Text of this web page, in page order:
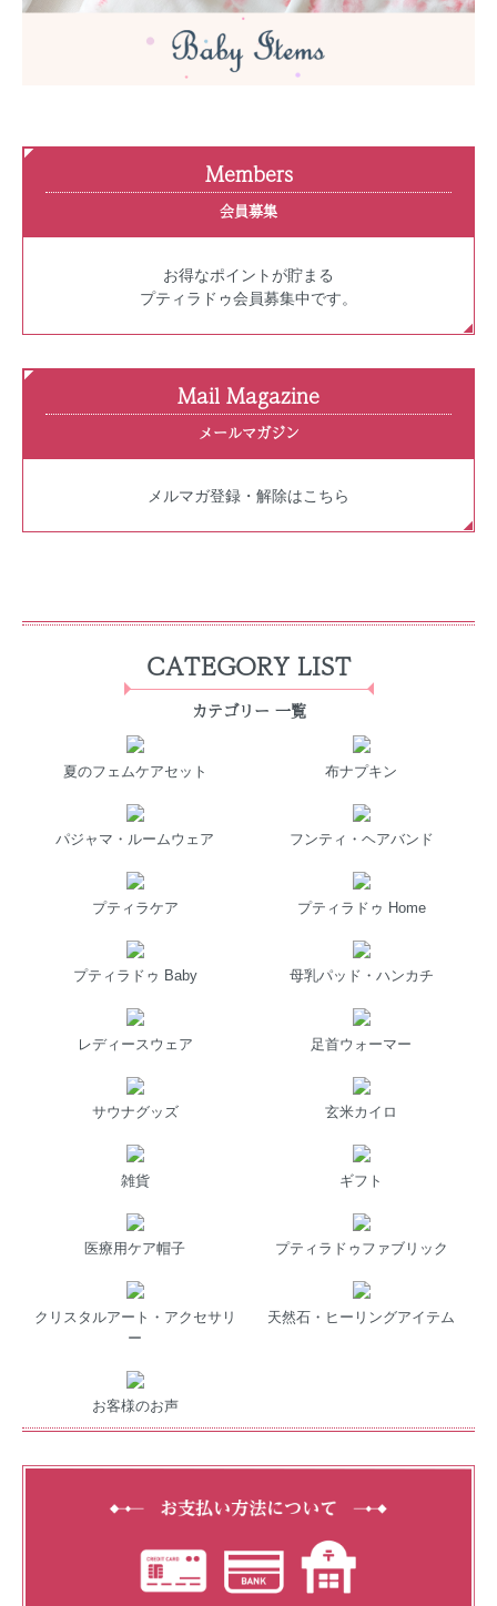
Members
会員募集
お得なポイントが貯まる
プティラドゥ会員募集中です。
Mail Magazine
メールマガジン
メルマガ登録・解除はこちら
CATEGORY LIST
カテゴリー 一覧
夏のフェムケアセット 布ナプキン
パジャマ・ルームウェア フンティ・ヘアバンド
プティラケア プティラドゥ Home
プティラドゥ Baby 母乳パッド・ハンカチ
レディースウェア 足首ウォーマー
サウナグッズ 玄米カイロ
雑貨 ギフト
医療用ケア帽子 プティラドゥファブリック
クリスタルアート・アクセサリ
ー
天然石・ヒーリングアイテム
お客様のお声